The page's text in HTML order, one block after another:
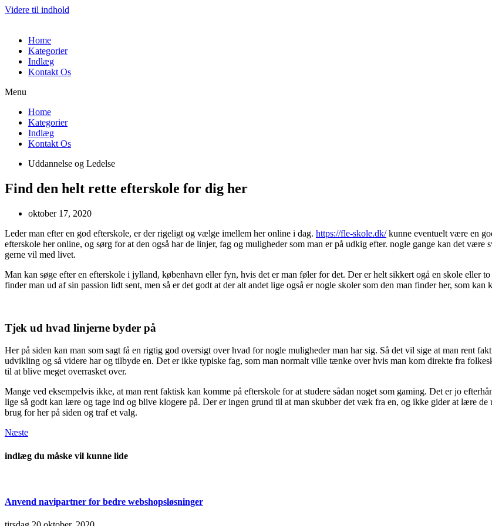
Videre til indhold
Home
Kategorier
Indlæg
Kontakt Os
Menu
Home
Kategorier
Indlæg
Kontakt Os
Uddannelse og Ledelse
Find den helt rette efterskole for dig her
oktober 17, 2020
Leder man efter en god efterskole, er der rigeligt og vælge imellem her online i dag. https://fle-skole.dk/kunne eventuelt være en
efterskole her online, og sørg for at den også har de linjer, fag og muligheder som man er på udkig efter. nogle gange kan det
gerne vil med livet.
Man kan søge efter en efterskole i jylland, københavn eller fyn, hvis det er man føler for det. Der er helt sikkert ogå en skole eller
finder man ud af sin passion lidt sent, men så er det godt at der alt andet lige også er nogle skoler som den man finder her, som
Tjek ud hvad linjerne byder på
Her på siden kan man som sagt få en rigtig god oversigt over hvad for nogle muligheder man har sig. Så det vil sige at man rent
udvikling og så videre har og tilbyde en. Det er ikke typiske fag, som man normalt ville tænke over hvis man kom direkte fra
til at blive meget overrasket over.
Mange ved eksempelvis ikke, at man rent faktisk kan komme på efterskole for at studere sådan noget som gaming. Det er jo
lige så godt kan lære og tage ind og blive klogere på. Der er ingen grund til at man skubber det væk fra en, og ikke gider at lære
brug for her på siden og traf et valg.
Næste
indlæg du måske vil kunne lide
Anvend navipartner for bedre webshopsløsninger